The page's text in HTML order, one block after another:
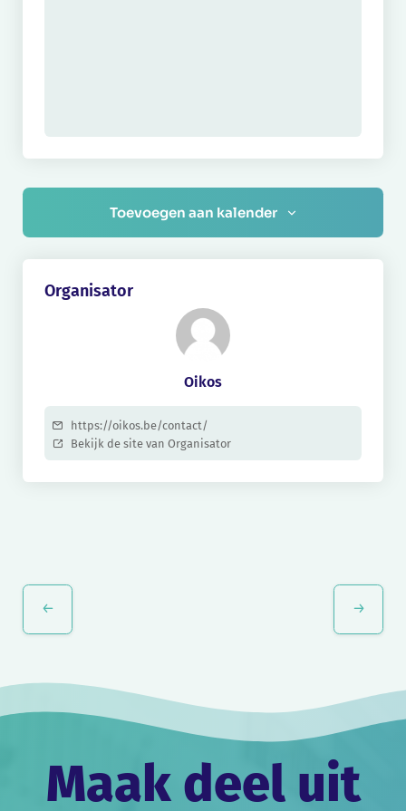
Toevoegen aan kalender
Organisator
Oikos
https://oikos.be/contact/
Bekijk de site van Organisator
Navigatie
Maak deel uit